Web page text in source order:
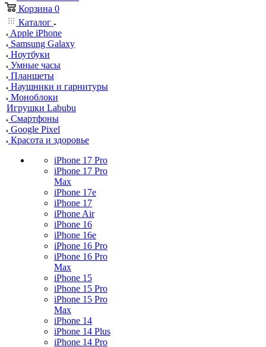
Корзина 0
Каталог
Apple iPhone
Samsung Galaxy
Ноутбуки
Умные часы
Планшеты
Наушники и гарнитуры
Моноблоки
Игрушки Labubu
Смартфоны
Google Pixel
Красота и здоровье
iPhone 17 Pro
iPhone 17 Pro
Max
iPhone 17e
iPhone 17
iPhone Air
iPhone 16
iPhone 16e
iPhone 16 Pro
iPhone 16 Pro
Max
iPhone 15
iPhone 15 Pro
iPhone 15 Pro
Max
iPhone 14
iPhone 14 Plus
iPhone 14 Pro